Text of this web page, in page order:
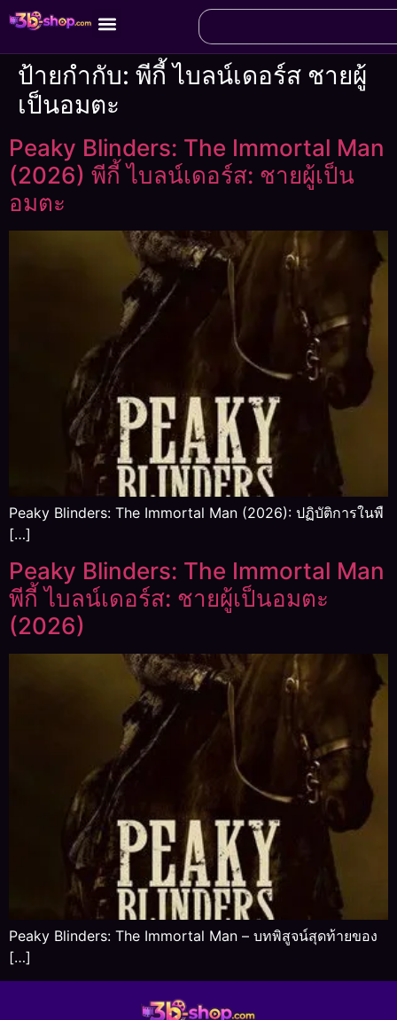
ป้ายกำกับ: พีกี้ ไบลน์เดอร์ส ชายผู้
เป็นอมตะ
Peaky Blinders: The Immortal Man
(2026) พีกี้ ไบลน์เดอร์ส: ชายผู้เป็น
อมตะ
Peaky Blinders: The Immortal Man (2026): ปฏิบัติการในพื
[…]
Peaky Blinders: The Immortal Man
พีกี้ ไบลน์เดอร์ส: ชายผู้เป็นอมตะ
(2026)
Peaky Blinders: The Immortal Man – บทพิสูจน์สุดท้ายของ
[…]